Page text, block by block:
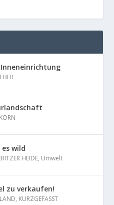
es wild
HEIDE, Umwelt
zu verkaufen!
, KURZGEFASST